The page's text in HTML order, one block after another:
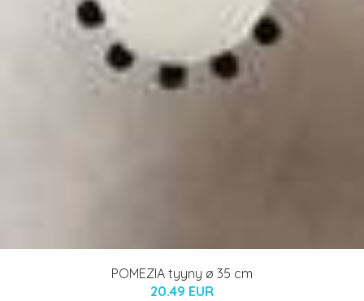
POMEZIA tyyny ø 35 cm
20.49 EUR